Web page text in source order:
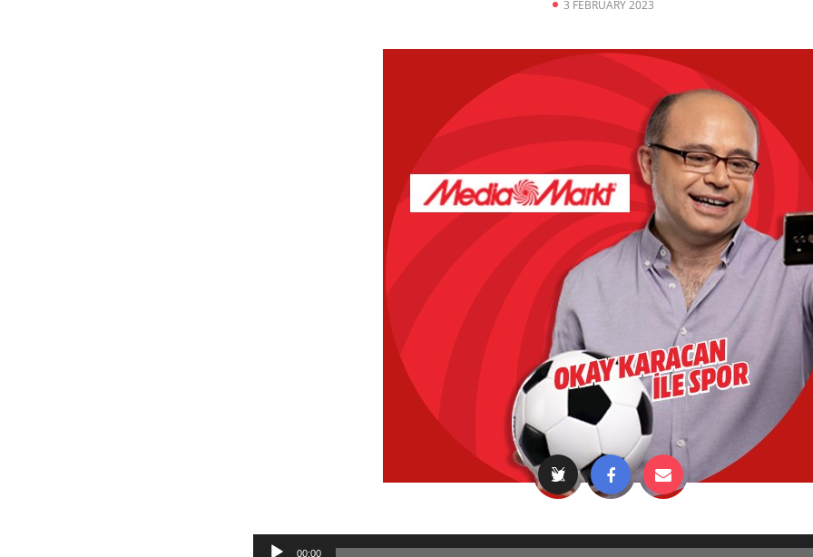
3 FEBRUARY 2023
Audio
00:00